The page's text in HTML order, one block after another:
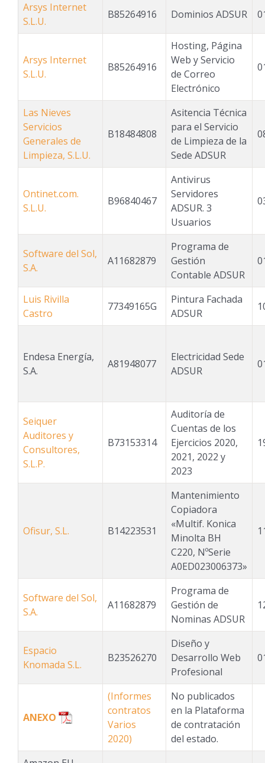
Arsys Internet
S.L.U.
B85264916 Dominios ADSUR
Arsys Internet
S.L.U.
B85264916
Hosting, Página
Web y Servicio
de Correo
Electrónico
Las Nieves
Servicios
Generales de
Limpieza, S.L.U.
B18484808
Asitencia Técnica
para el Servicio
de Limpieza de la
Sede ADSUR
Ontinet.com.
S.L.U.
B96840467
Antivirus
Servidores
ADSUR. 3
Usuarios
Software del Sol,
S.A.
A11682879
Programa de
Gestión
Contable ADSUR
Luis Rivilla
Castro
77349165G
Pintura Fachada
ADSUR
Endesa Energía,
S.A.
A81948077
Electricidad Sede
ADSUR
Seiquer
Auditores y
Consultores,
S.L.P.
B73153314
Auditoría de
Cuentas de los
Ejercicios 2020,
2021, 2022 y
2023
Ofisur, S.L. B14223531
Mantenimiento
Copiadora
«Multif. Konica
Minolta BH
C220, NºSerie
A0ED023006373»
Software del Sol,
S.A.
A11682879
Programa de
Gestión de
Nominas ADSUR
Espacio
Knomada S.L.
B23526270
Diseño y
Desarrollo Web
Profesional
ANEXO
(Informes
contratos
Varios
2020)
No publicados
en la Plataforma
de contratación
del estado.